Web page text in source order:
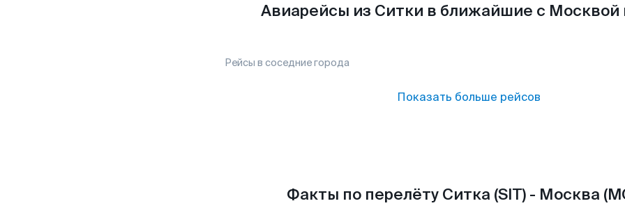
Авиарейсы из Ситки в ближайшие с Москвой
Рейсы в соседние города
Показать больше рейсов
Факты по перелёту Ситка (SIT) - Москва